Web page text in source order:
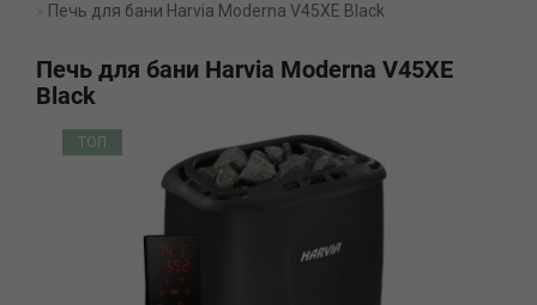
Печь для бани Harvia Moderna V45XE Black
Печь для бани Harvia Moderna V45XE
Black
ТОП